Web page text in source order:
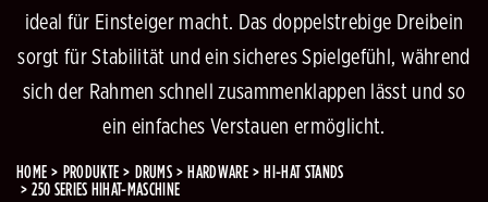
ideal für Einsteiger macht. Das doppelstrebige Dreibein
sorgt für Stabilität und ein sicheres Spielgefühl, während
sich der Rahmen schnell zusammenklappen lässt und so
ein einfaches Verstauen ermöglicht.
HOME PRODUKTE DRUMS HARDWARE
HI-HAT STANDS
250 SERIES HIHAT-MASCHINE